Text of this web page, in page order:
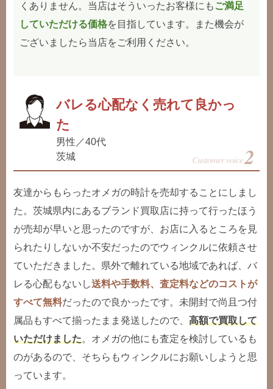
くありません。当店はそういったお客様にも ご満足
していただける価格を目指しています。また機会が
ございましたら当店をご利用ください。
バレる心配なく売れて良かっ
た
男性／40代
茨城
友達からもらったオメガの時計を売却することにしまし
た。茨城県内にあるブランド買取店に持って行ったほう
が売却が早いと思ったのですが、お店に入るところを見
られたりしないか不安だったのでウィンクルに依頼させ
ていただきました。県外で離れている地域であれば、バ
レる心配もないし送料や手数料、査定料などのコストが
すべて無料だったので良かったです。未開封で尚且つ付
属品もすべて揃ったまま発送したので、高額で買取して
いただけました。オメガの他にも査定を検討しているも
のがあるので、そちらもウィンクルにお願いしようと思
っています。